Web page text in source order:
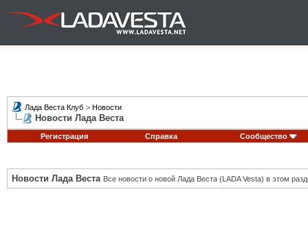
Лада Веста Клуб > Новости
Новости Лада Веста
Регистрация Справка Сообщество
Новости Лада Веста Все новости о новой Лада Веста (LADA Vesta) в этом